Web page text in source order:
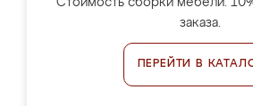
Стоимость сборки мебели:
заказа.
ПЕРЕЙТИ В